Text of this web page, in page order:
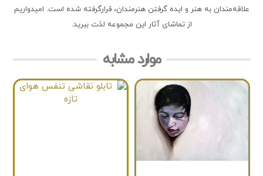
علاقه‌مندان به هنر و ایده گرفتن هنرمندان، قرارگرفته شده است. امیدواریم
از تماشای آثار این مجموعه لذت ببرید.
موارد مشابه